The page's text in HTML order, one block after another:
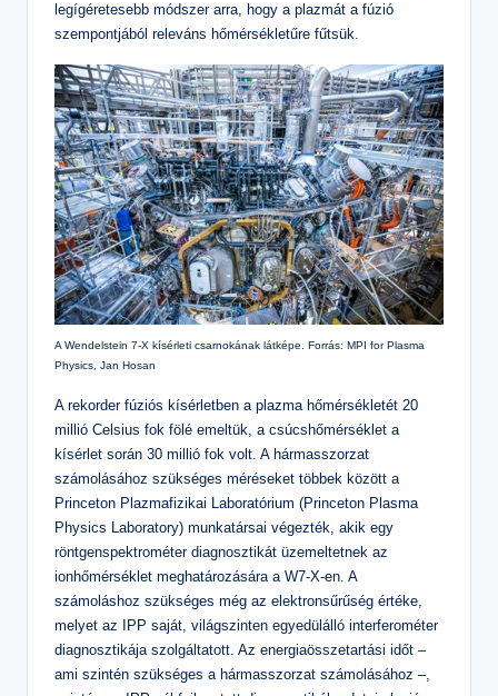
legígéretesebb módszer arra, hogy a plazmát a fúzió
szempontjából releváns hőmérsékletűre fűtsük.
A Wendelstein 7-X kísérleti csarnokának látképe. Forrás: MPI for Plasma
Physics, Jan Hosan
A rekorder fúziós kísérletben a plazma hőmérsékletét 20
millió Celsius fok fölé emeltük, a csúcshőmérséklet a
kísérlet során 30 millió fok volt. A hármasszorzat
számolásához szükséges méréseket többek között a
Princeton Plazmafizikai Laboratórium (Princeton Plasma
Physics Laboratory) munkatársai végezték, akik egy
röntgenspektrométer diagnosztikát üzemeltetnek az
ionhőmérséklet meghatározására a W7-X-en. A
számoláshoz szükséges még az elektronsűrűség értéke,
melyet az IPP saját, világszinten egyedülálló interferométer
diagnosztikája szolgáltatott. Az energiaösszetartási időt –
ami szintén szükséges a hármasszorzat számolásához –,